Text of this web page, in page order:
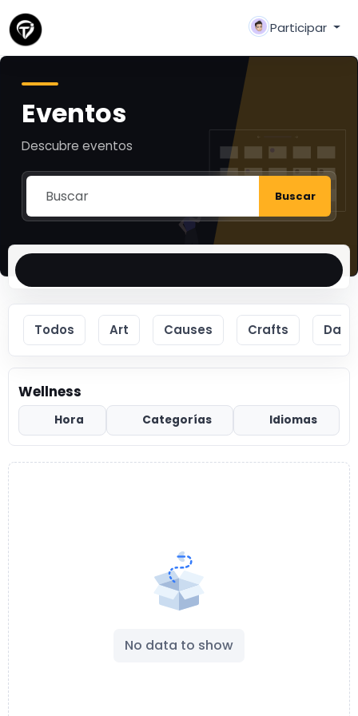
Participar
Eventos
Descubre eventos
Buscar
Todos Art Causes Crafts
Wellness
Hora Categorías Idiomas
No data to show